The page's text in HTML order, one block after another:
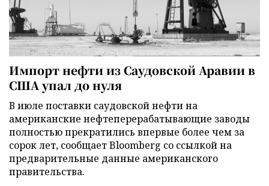
Импорт нефти из Саудовской Аравии в
США упал до нуля
В июле поставки саудовской нефти на
американские нефтеперерабатывающие заводы
полностью прекратились впервые более чем за
сорок лет, сообщает Bloomberg со ссылкой на
предварительные данные американского
правительства.